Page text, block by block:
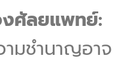
ศัลยแพทย์:
มชำนาญอาจ